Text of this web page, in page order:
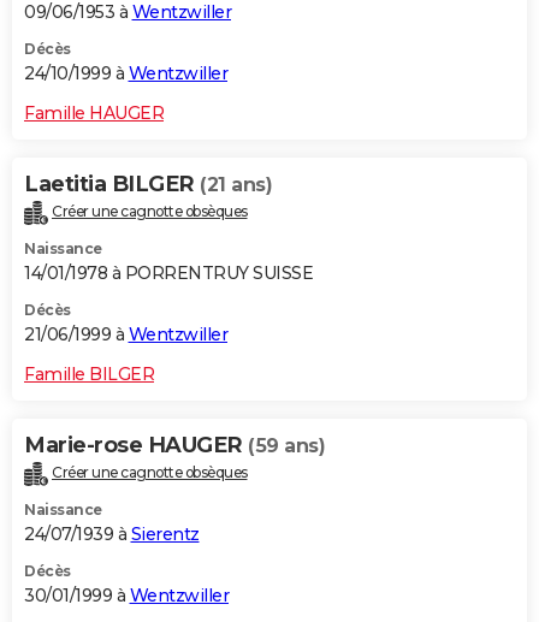
09/06/1953 à Wentzwiller
Décès
24/10/1999 à Wentzwiller
Famille HAUGER
Laetitia BILGER (21 ans)
Créer une cagnotte obsèques
Naissance
14/01/1978 à PORRENTRUY SUISSE
Décès
21/06/1999 à Wentzwiller
Famille BILGER
Marie-rose HAUGER (59 ans)
Créer une cagnotte obsèques
Naissance
24/07/1939 à Sierentz
Décès
30/01/1999 à Wentzwiller